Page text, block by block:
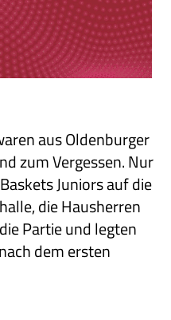
aus Oldenburger
zum Vergessen. Nur
Juniors auf die
die Hausherren
Partie und legten
dem ersten